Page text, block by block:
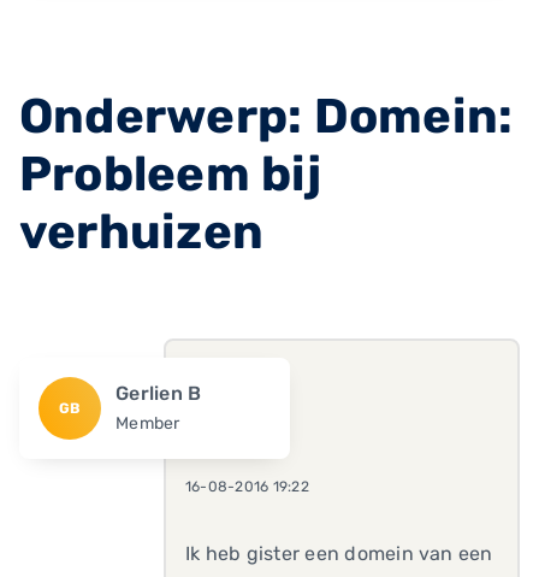
Onderwerp: Domein:
Probleem bij
verhuizen
GB
Gerlien B
Member
16-08-2016 19:22
Ik heb gister een domein van een